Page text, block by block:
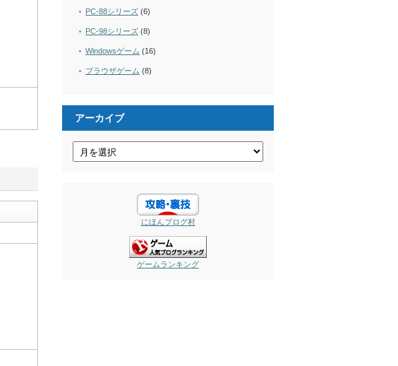
PC-88シリーズ (6)
PC-98シリーズ (8)
Windowsゲーム (16)
ブラウザゲーム (8)
アーカイブ
にほんブログ村
ゲームランキング